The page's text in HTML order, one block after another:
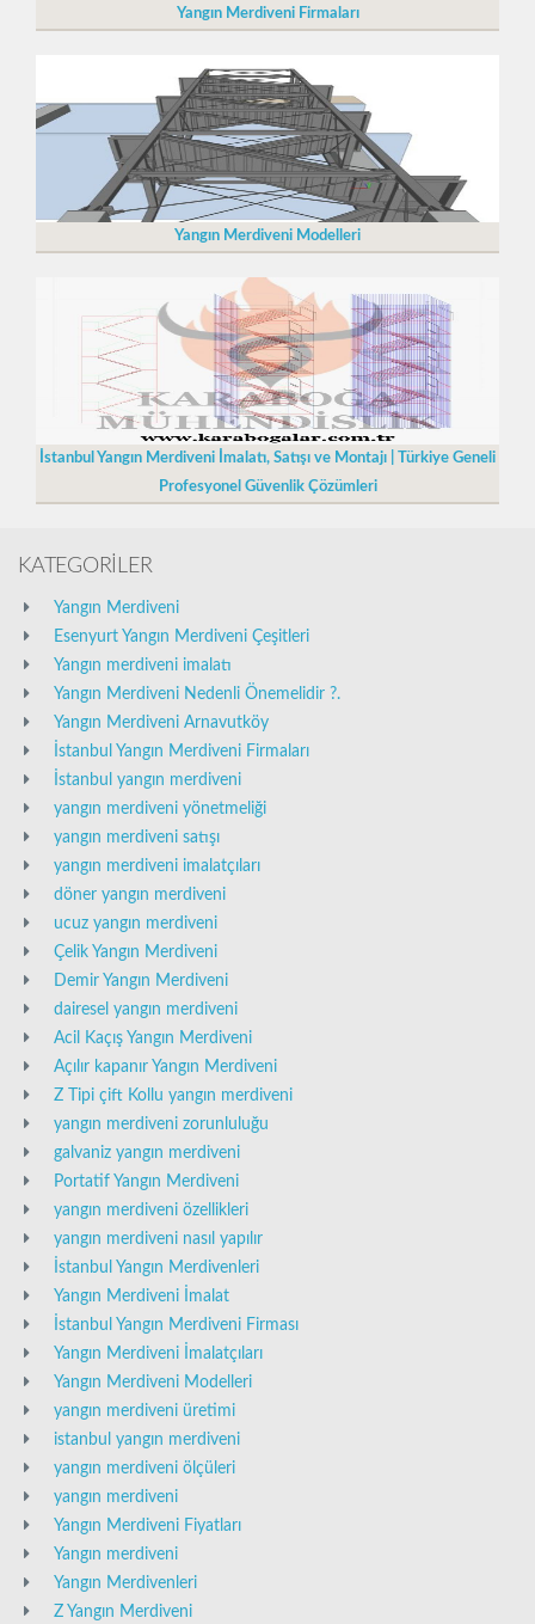
Yangın Merdiveni Firmaları
Yangın Merdiveni Modelleri
İstanbul Yangın Merdiveni İmalatı, Satışı ve Montajı | Türkiye Geneli
Profesyonel Güvenlik Çözümleri
KATEGORİLER
Yangın Merdiveni
Esenyurt Yangın Merdiveni Çeşitleri
Yangın merdiveni imalatı
Yangın Merdiveni Nedenli Önemelidir ?.
Yangın Merdiveni Arnavutköy
İstanbul Yangın Merdiveni Firmaları
İstanbul yangın merdiveni
yangın merdiveni yönetmeliği
yangın merdiveni satışı
yangın merdiveni imalatçıları
döner yangın merdiveni
ucuz yangın merdiveni
Çelik Yangın Merdiveni
Demir Yangın Merdiveni
dairesel yangın merdiveni
Acil Kaçış Yangın Merdiveni
Açılır kapanır Yangın Merdiveni
Z Tipi çift Kollu yangın merdiveni
yangın merdiveni zorunluluğu
galvaniz yangın merdiveni
Portatif Yangın Merdiveni
yangın merdiveni özellikleri
yangın merdiveni nasıl yapılır
İstanbul Yangın Merdivenleri
Yangın Merdiveni İmalat
İstanbul Yangın Merdiveni Firması
Yangın Merdiveni İmalatçıları
Yangın Merdiveni Modelleri
yangın merdiveni üretimi
istanbul yangın merdiveni
yangın merdiveni ölçüleri
yangın merdiveni
Yangın Merdiveni Fiyatları
Yangın merdiveni
Yangın Merdivenleri
Z Yangın Merdiveni